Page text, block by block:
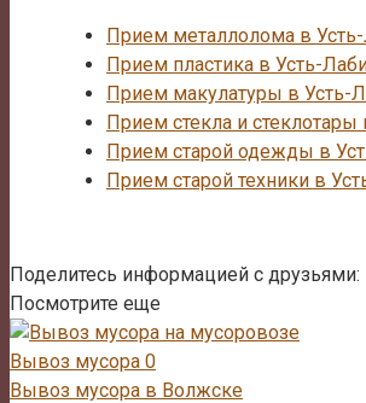
Прием металлолома в
Прием пластика в Усть-
Прием макулатуры в Усть-
Прием стекла и стеклотары
Прием старой одежды в
Прием старой техники в
Поделитесь информацией с друзьями:
Посмотрите еще
Вывоз мусора 0
Вывоз мусора в Волжске